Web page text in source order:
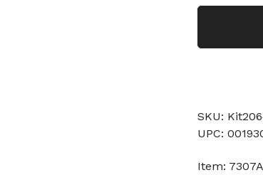
SKU:
UPC:
Item: